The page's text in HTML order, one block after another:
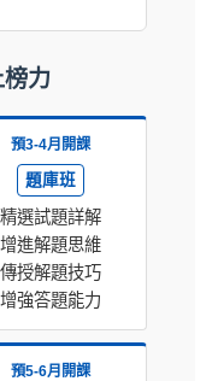
力
預3-4月開課
題庫班
精選試題詳解
增進解題思維
傳授解題技巧
增強答題能力
預5-6月開課